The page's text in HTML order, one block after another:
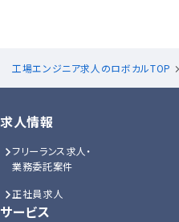
工場エンジニア求人のロボカルTOP
求人情報
フリーランス求人・
業務委託案件
正社員求人
サービス